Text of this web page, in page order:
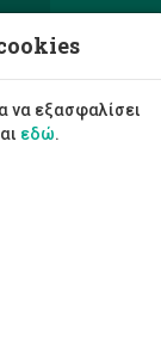
να εξασφαλίσει
εδώ.